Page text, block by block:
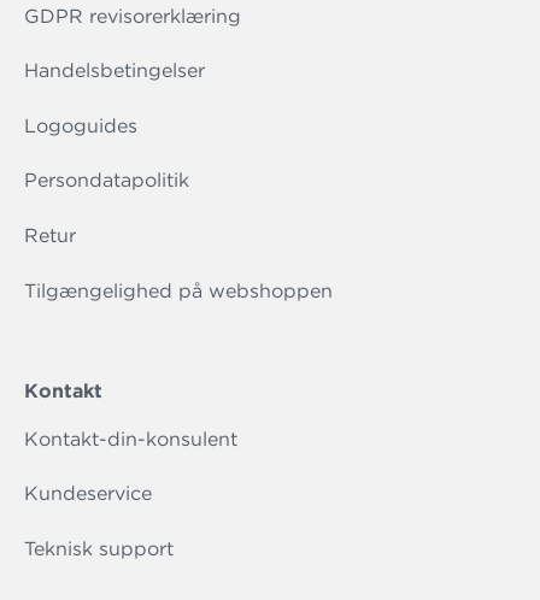
GDPR revisorerklæring
Handelsbetingelser
Logoguides
Persondatapolitik
Retur
Tilgængelighed på webshoppen
Kontakt
Kontakt-din-konsulent
Kundeservice
Teknisk support